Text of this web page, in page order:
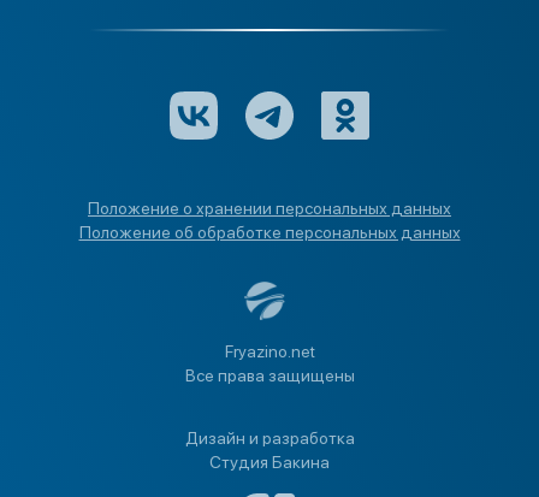
Положение о хранении персональных данных
Положение об обработке персональных данных
Fryazino.net
Все права защищены
Дизайн и разработка
Студия Бакина